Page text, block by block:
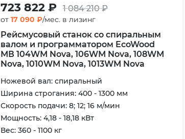
723 822 ₽ 1 084 210 ₽
от 17 090 ₽/мес. в лизинг
Рейсмусовый станок со спиральным
валом и программатором EcoWood
МВ 104WМ Nova, 106WМ Nova, 108WМ
Nova, 1010WM Nova, 1013WМ Nova
Ножевой вал: спиральный
Ширина строгания: 400 - 1300 мм
Скорость подачи: 8; 12; 16 м/мин
Мощность: 4,18 - 18,18 кВт
Вес: 360 - 1100 кг